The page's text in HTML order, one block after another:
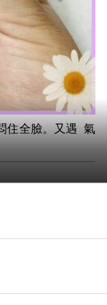
住全臉。又遇 ​氣